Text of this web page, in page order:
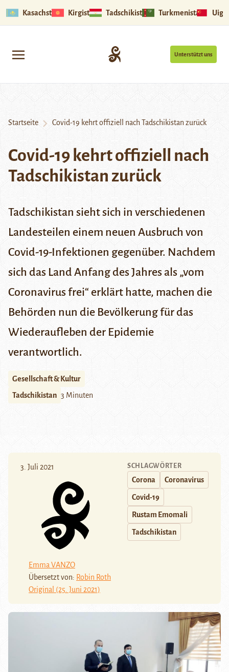
Kasachstan Kirgistan Tadschikistan Turkmenistan
Unterstützt uns
Startseite Covid-19 kehrt offiziell nach Tadschikistan zurück
Covid-19 kehrt offiziell nach
Tadschikistan zurück
Tadschikistan sieht sich in verschiedenen
Landesteilen einem neuen Ausbruch von
Covid-19-Infektionen gegenüber. Nachdem
sich das Land Anfang des Jahres als „vom
Coronavirus frei“ erklärt hatte, machen die
Behörden nun die Bevölkerung für das
Wiederaufleben der Epidemie
verantwortlich.
Gesellschaft & Kultur
Tadschikistan 3 Minuten
3. Juli 2021
Emma VANZO
Übersetzt von: Robin Roth
Original (25. Juni 2021)
SCHLAGWÖRTER
Corona Coronavirus
Covid-19
Rustam Emomali
Tadschikistan